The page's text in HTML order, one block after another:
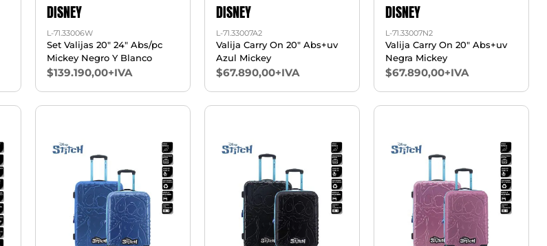
DISNEY
L-71.33006W
Set Valijas 20" 24" Abs/pc
Mickey Negro Y Blanco
$139.190,00+IVA
DISNEY
L-71.33007A2
Valija Carry On 20" Abs+uv
Azul Mickey
$67.890,00+IVA
DISNEY
L-71.33007N2
Valija Carry On 20" Abs+uv
Negra Mickey
$67.890,00+IVA